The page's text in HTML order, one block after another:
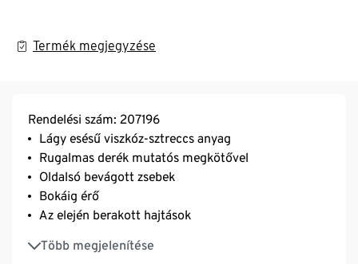
Termék megjegyzése
Rendelési szám: 207196
Lágy esésű viszkóz-sztreccs anyag
Rugalmas derék mutatós megkötővel
Oldalsó bevágott zsebek
Bokáig érő
Az elején berakott hajtások
Több megjelenítése
Elasztánnal: formatartó, tökéletesen áll, rendkívül
kényelmes viselet